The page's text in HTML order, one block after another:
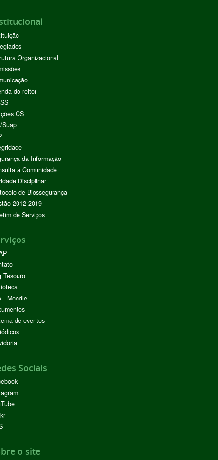
Organizacional
do reitor
CS
Suap
da Informação
à Comunidade
Disciplinar
de Biossegurança
2012-2019
de Serviços
Tesouro
- Moodle
de eventos
Sociais
o site